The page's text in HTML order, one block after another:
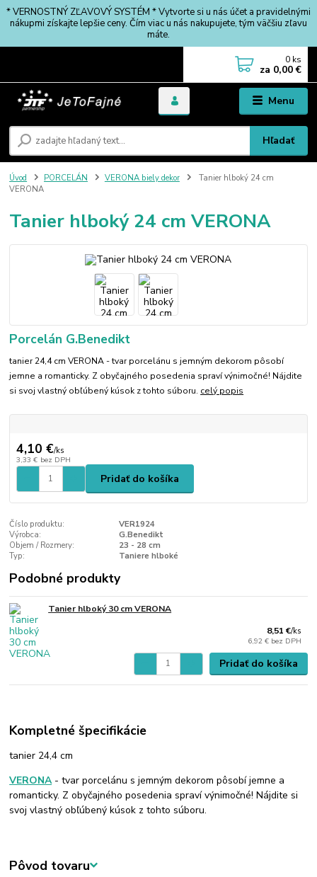
* VERNOSTNÝ ZĽAVOVÝ SYSTÉM * Vytvorte si u nás účet a pravidelnými
nákupmi získajte lepšie ceny. Čím viac u nás nakupujete, tým väčšiu zľavu
máte.
Menu
Hľadať
0 ks
za 0,00 €
Úvod PORCELÁN VERONA biely dekor
Tanier hlboký 24 cm
VERONA
Tanier hlboký 24 cm VERONA
Porcelán G.Benedikt
tanier 24,4 cm VERONA - tvar porcelánu s jemným dekorom pôsobí
jemne a romanticky. Z obyčajného posedenia spraví výnimočné! Nájdite
si svoj vlastný obľúbený kúsok z tohto súboru. celý popis
4,10 €/ks
3,33 € bez DPH
Pridať do košíka
Číslo produktu:
VER1924
Výrobca:
G.Benedikt
Objem / Rozmery:
23 - 28 cm
Typ:
Taniere hlboké
Podobné produkty
Tanier hlboký 30 cm VERONA
8,51 €/ks
6,92 € bez DPH
Pridať do košíka
Kompletné špecifikácie
tanier 24,4 cm
VERONA- tvar porcelánu s jemným dekorom pôsobí jemne a
romanticky. Z obyčajného posedenia spraví výnimočné! Nájdite si
svoj vlastný obľúbený kúsok z tohto súboru.
Pôvod tovaru